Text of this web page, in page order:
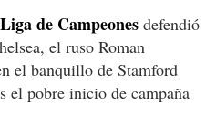
Liga de Campeones defendió
el ruso Roman
el banquillo de Stamford
el pobre inicio de campaña